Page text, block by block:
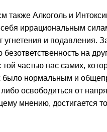
также Алкоголь и
иррациональным
угнетения и подавления.
на
той частью нас самих,
было нормальным и
освободиться от
мнению, достигается